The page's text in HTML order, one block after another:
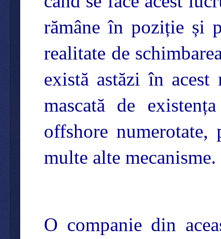
rămâne în poziție și
realitate de
există astăzi în
mascată de
offshore
multe alte mecanisme.
O companie din